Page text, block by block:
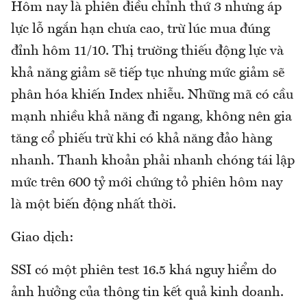
Hôm nay là phiên điều chỉnh thứ 3 nhưng áp
lực lỗ ngắn hạn chưa cao, trừ lúc mua đúng
đỉnh hôm 11/10. Thị trường thiếu động lực và
khả năng giảm sẽ tiếp tục nhưng mức giảm sẽ
phân hóa khiến Index nhiễu. Những mã có cầu
mạnh nhiều khả năng đi ngang, không nên gia
tăng cổ phiếu trừ khi có khả năng đảo hàng
nhanh. Thanh khoản phải nhanh chóng tái lập
mức trên 600 tỷ mới chứng tỏ phiên hôm nay
là một biến động nhất thời.
Giao dịch:
SSI có một phiên test 16.5 khá nguy hiểm do
ảnh hưởng của thông tin kết quả kinh doanh.